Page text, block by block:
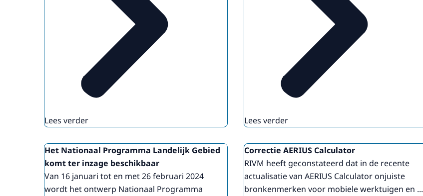
Lees verder Lees verder
Het Nationaal Programma Landelijk Gebied
komt ter inzage beschikbaar
Van 16 januari tot en met 26 februari 2024
wordt het ontwerp Nationaal Programma
Correctie AERIUS Calculator
RIVM heeft geconstateerd dat in de recente
actualisatie van AERIUS Calculator onjuiste
bronkenmerken voor mobiele werktuigen en ...